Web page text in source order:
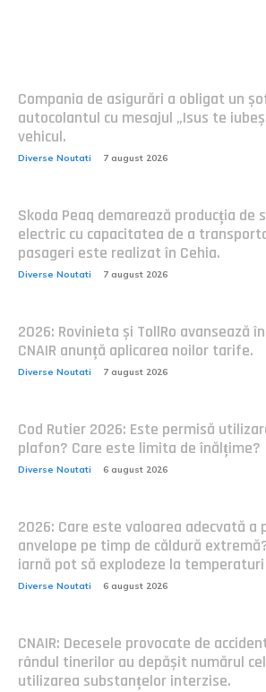
Compania de asigurări a obligat un
autocolantul cu mesajul „Isus te
vehicul.
Diverse Noutati 7 august 2026
Skoda Peaq demarează producția de
electric cu capacitatea de a
pasageri este realizat în Cehia.
Diverse Noutati 7 august 2026
2026: Rovinieta și TollRo avansează
CNAIR anunță aplicarea noilor tarife.
Diverse Noutati 7 august 2026
Cod Rutier 2026: Este permisă
plafon? Care este limita de înălțime?
Diverse Noutati 6 august 2026
2026: Care este valoarea adecvată a
anvelope pe timp de căldură
iarnă pot să explodeze la temperaturi
Diverse Noutati 6 august 2026
CNAIR: Decesele provocate de
rândul tinerilor au depășit numărul
utilizarea substanțelor interzise.